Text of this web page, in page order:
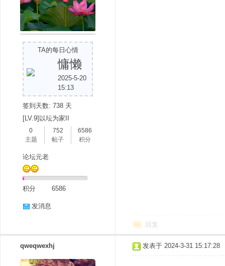
TA的每日心情
慵懒
2025-5-20
15:13
签到天数: 738 天
[LV.9]以坛为家II
0
主题
752
帖子
6586
积分
论坛元老
积分 6586
发消息
回复
qweqwexhj 发表于 2024-3-31 15:17:28